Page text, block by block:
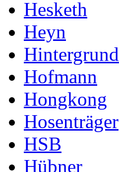
Hesketh
Heyn
Hintergrund
Hofmann
Hongkong
Hosenträger
HSB
Hübner